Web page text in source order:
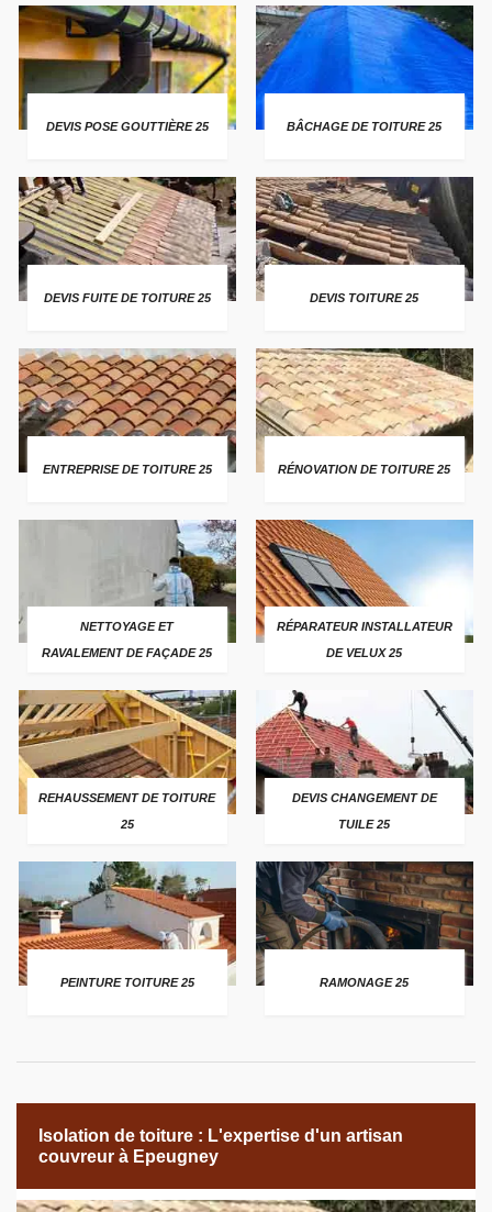
DEVIS POSE GOUTTIÈRE 25 BÂCHAGE DE TOITURE 25
DEVIS FUITE DE TOITURE 25 DEVIS TOITURE 25
ENTREPRISE DE TOITURE 25 RÉNOVATION DE TOITURE 25
NETTOYAGE ET
RAVALEMENT DE FAÇADE 25
RÉPARATEUR INSTALLATEUR
DE VELUX 25
REHAUSSEMENT DE TOITURE
25
DEVIS CHANGEMENT DE
TUILE 25
PEINTURE TOITURE 25 RAMONAGE 25
Isolation de toiture : L'expertise d'un artisan
couvreur à Epeugney